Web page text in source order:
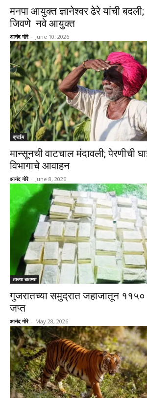
मनपा आयुक्त ज्ञानेश्वर ढेरे यांची
जिवणे नवे आयुक्त
आनंद गोरे - June 10, 2026
क्राईम
मान्सूनची वाटचाल मंदावली; पेरणीची
विभागाचे आवाहन
आनंद गोरे - June 8, 2026
ताज्या बातम्या
गुजरातच्या समुद्रात जहाजातून
जप्त
आनंद गोरे - May 28, 2026